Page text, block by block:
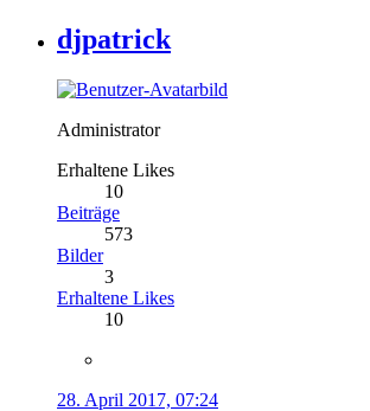
djpatrick
Administrator
Erhaltene Likes
10
Beiträge
573
Bilder
3
Erhaltene Likes
10
28. April 2017, 07:24